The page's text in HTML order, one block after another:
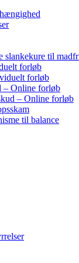
slankekure til
forløb
forløb
– Online forløb
– Online forløb
til balance